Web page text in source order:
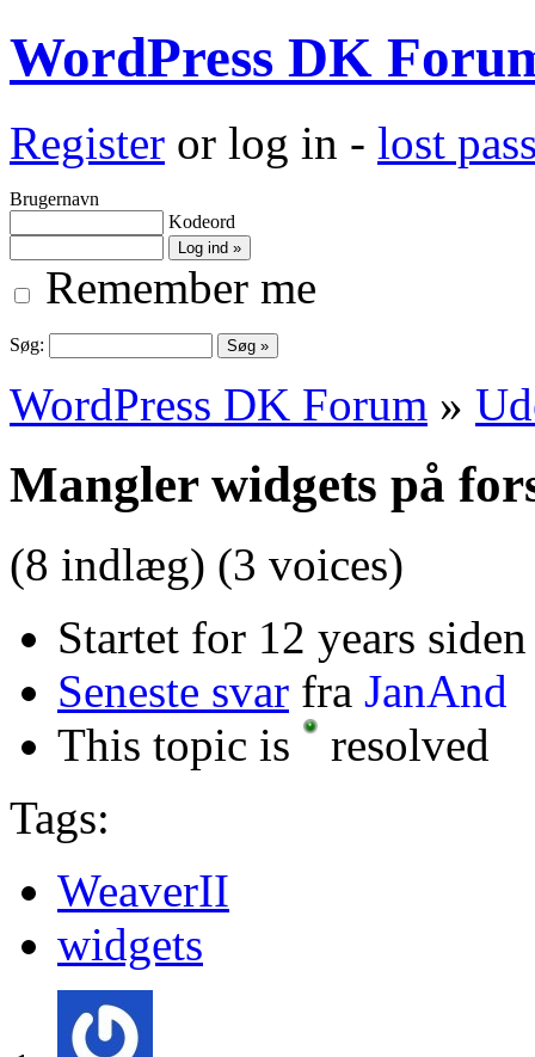
WordPress DK
Register or log in - lost
Brugernavn
Kodeord
Remember me
Søg:
WordPress DK Forum »
Mangler widgets på
(8 indlæg) (3 voices)
Startet for 12 years
Seneste svar fra JanAnd
This topic is
resolved
Tags:
WeaverII
widgets